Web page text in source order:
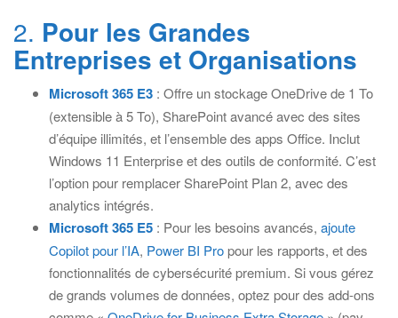
2. Pour les Grandes
Entreprises et Organisations
Microsoft 365 E3 : Offre un stockage OneDrive de 1 To
(extensible à 5 To), SharePoint avancé avec des sites
d’équipe illimités, et l’ensemble des apps Office. Inclut
Windows 11 Enterprise et des outils de conformité. C’est
l’option pour remplacer SharePoint Plan 2, avec des
analytics intégrés.
Microsoft 365 E5 : Pour les besoins avancés, ajoute
Copilot pour l’IA, Power BI Propour les rapports, et des
fonctionnalités de cybersécurité premium. Si vous gérez
de grands volumes de données, optez pour des add-ons